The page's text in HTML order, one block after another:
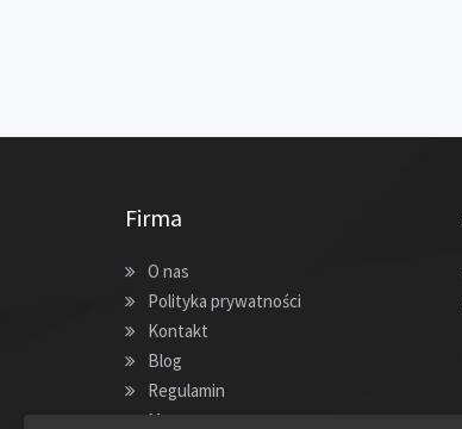
Firma
O nas
Polityka prywatności
Kontakt
Blog
Regulamin
Mapa strony